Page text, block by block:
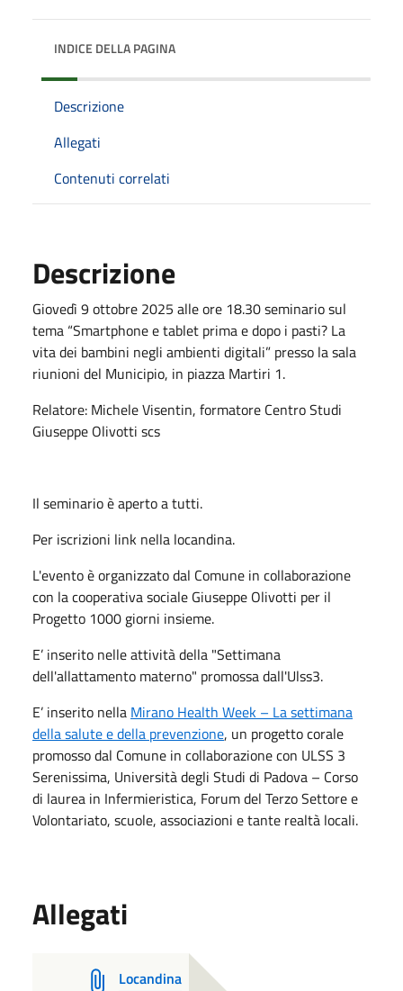
INDICE DELLA PAGINA
Descrizione
Allegati
Contenuti correlati
Descrizione
Giovedì 9 ottobre 2025 alle ore 18.30 seminario sul
tema “Smartphone e tablet prima e dopo i pasti? La
vita dei bambini negli ambienti digitali” presso la sala
riunioni del Municipio, in piazza Martiri 1.
Relatore: Michele Visentin, formatore Centro Studi
Giuseppe Olivotti scs
Il seminario è aperto a tutti.
Per iscrizioni link nella locandina.
L'evento è organizzato dal Comune in collaborazione
con la cooperativa sociale Giuseppe Olivotti per il
Progetto 1000 giorni insieme.
E’ inserito nelle attività della "Settimana
dell'allattamento materno" promossa dall'Ulss3.
E’ inserito nella Mirano Health Week – La settimana
della salute e della prevenzione, un progetto corale
promosso dal Comune in collaborazione con ULSS 3
Serenissima, Università degli Studi di Padova – Corso
di laurea in Infermieristica, Forum del Terzo Settore e
Volontariato, scuole, associazioni e tante realtà locali.
Allegati
Locandina